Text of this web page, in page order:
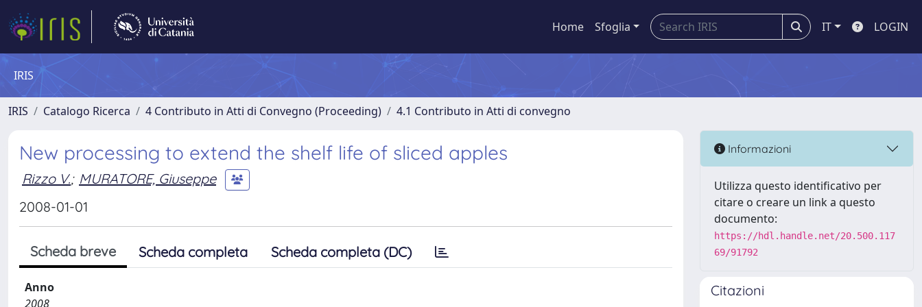
Home Sfoglia IT LOGIN
IRIS
IRIS Catalogo Ricerca 4 Contributo in Atti di Convegno (Proceeding) 4.1 Contributo in Atti di convegno
New processing to extend the shelf life of sliced apples
Rizzo V.; MURATORE, Giuseppe
2008-01-01
Scheda breve Scheda completa Scheda completa (DC)
Anno
2008
Informazioni
Utilizza questo identificativo per
citare o creare un link a questo
documento:
https://hdl.handle.net/20.500.117
69/91792
Citazioni